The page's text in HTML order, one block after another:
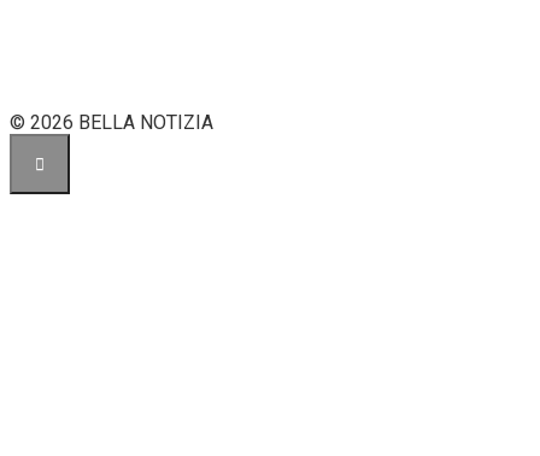
© 2026 BELLA NOTIZIA